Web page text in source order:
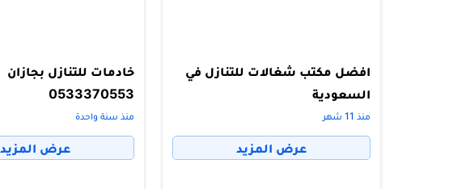
افضل مكتب شغالات للتنازل في
السعودية
منذ 11 شهر
عرض المزيد
خادمات للتنازل بجازان
0533370553
منذ سنة واحدة
عرض المزيد